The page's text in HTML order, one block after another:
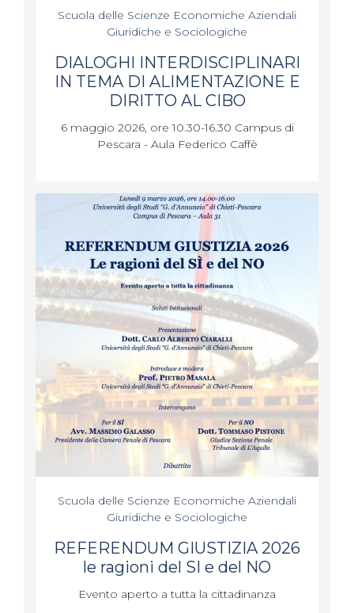
Scuola delle Scienze Economiche Aziendali
Giuridiche e Sociologiche
DIALOGHI INTERDISCIPLINARI
IN TEMA DI ALIMENTAZIONE E
DIRITTO AL CIBO
6 maggio 2026, ore 10.30-16.30 Campus di
Pescara - Aula Federico Caffè
Scuola delle Scienze Economiche Aziendali
Giuridiche e Sociologiche
REFERENDUM GIUSTIZIA 2026
le ragioni del SI e del NO
Evento aperto a tutta la cittadinanza